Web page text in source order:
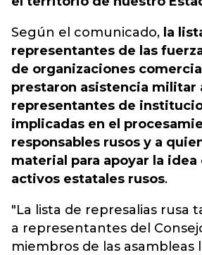
Según el comunicado, la
representantes de las
de organizaciones
prestaron asistencia militar
representantes de
implicadas en el
responsables rusos y a
material para apoyar la idea
activos estatales rusos.
"La lista de represalias rusa
a representantes del
miembros de las asambleas